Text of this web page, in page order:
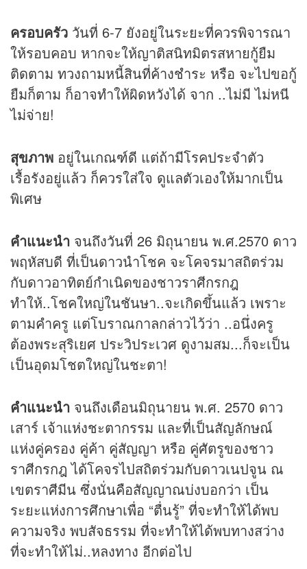
ครอบครัว วันที่ 6-7 ยังอยู่ในระยะที่ควรพิจารณา
ให้รอบคอบ หากจะให้ญาติสนิทมิตรสหายกู้ยืม
ติดตาม ทวงถามหนี้สินที่ค้างชำระ หรือ จะไปขอกู้
ยืมก็ตาม ก็อาจทำให้ผิดหวังได้ จาก ..ไม่มี ไม่หนี
ไม่จ่าย!
สุขภาพ อยู่ในเกณฑ์ดี แต่ถ้ามีโรคประจำตัว
เรื้อรังอยู่แล้ว ก็ควรใส่ใจ ดูแลตัวเองให้มากเป็น
พิเศษ
คำแนะนำ จนถึงวันที่ 26 มิถุนายน พ.ศ.2570 ดาว
พฤหัสบดี ที่เป็นดาวนำโชค จะโคจรมาสถิตร่วม
กับดาวอาทิตย์กำเนิดของชาวราศีกรกฎ
ทำให้..โชคใหญ่ในชันษา..จะเกิดขึ้นแล้ว เพราะ
ตามคำครู แต่โบราณกาลกล่าวไว้ว่า ..อนึ่งครู
ต้องพระสุริเยศ ประวิประเวศ ดูงามสม...ก็จะเป็น
เป็นอุดมโชตใหญ่ในชะตา!
คำแนะนำ จนถึงเดือนมิถุนายน พ.ศ. 2570 ดาว
เสาร์ เจ้าแห่งชะตากรรม และที่เป็นสัญลักษณ์
แห่งคู่ครอง คู่ค้า คู่สัญญา หรือ คู่ศัตรูของชาว
ราศีกรกฎ ได้โคจรไปสถิตร่วมกับดาวเนปจูน ณ
เขตราศีมีน ซึ่งนั่นคือสัญญาณบ่งบอกว่า เป็น
ระยะแห่งการศึกษาเพื่อ “ตื่นรู้” ที่จะทำให้ได้พบ
ความจริง พบสัจธรรม ที่จะทำให้ได้พบทางสว่าง
ที่จะทำให้ไม่..หลงทาง อีกต่อไป